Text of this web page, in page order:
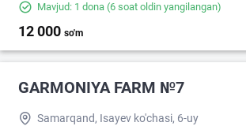
Mavjud: 1 dona (6 soat oldin yangilangan)
12 000 so'm
GARMONIYA FARM №7
Samarqand, Isayev ko'chasi, 6-uy